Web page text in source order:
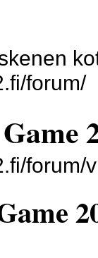
forum/